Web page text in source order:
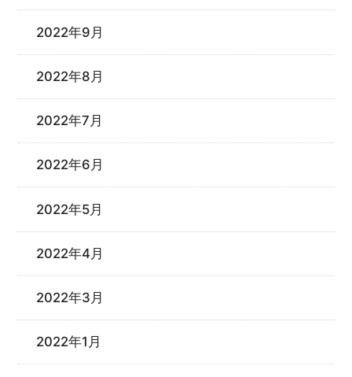
2022年9月
2022年8月
2022年7月
2022年6月
2022年5月
2022年4月
2022年3月
2022年1月